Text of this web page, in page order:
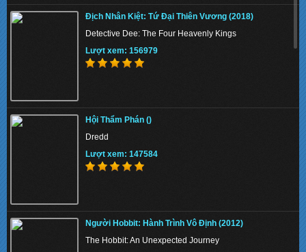
Địch Nhân Kiệt: Tứ Đại Thiên Vương (2018)
Detective Dee: The Four Heavenly Kings
Lượt xem: 156979
Hội Thẩm Phán ()
Dredd
Lượt xem: 147584
Người Hobbit: Hành Trình Vô Định (2012)
The Hobbit: An Unexpected Journey